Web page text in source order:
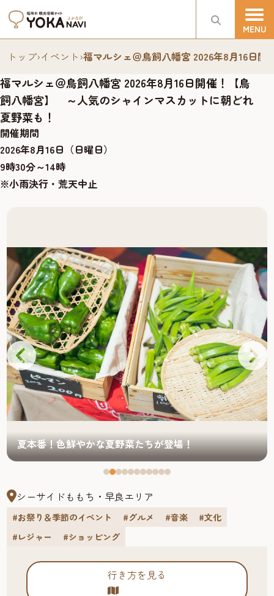
トップ›イベント›福マルシェ＠鳥飼八幡宮 2026年8月16日
福マルシェ＠鳥飼八幡宮 2026年8月16日開催！【鳥
飼八幡宮】 ～人気のシャインマスカットに朝どれ
夏野菜も！
開催期間
2026年8月16日（日曜日）
9時30分～14時
※小雨決行・荒天中止
夏本番！色鮮やかな夏野菜たちが登場！
シーサイドももち・早良エリア
#お祭り＆季節のイベント #グルメ #音楽
#文化
#レジャー
#ショッピング
行き方を見る